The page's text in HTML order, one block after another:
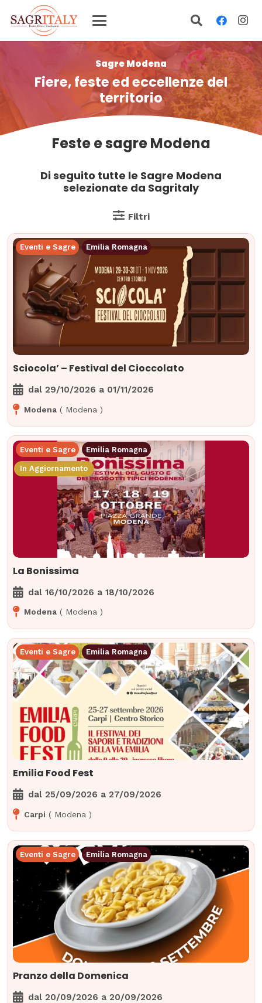
Sagre Modena
Fiere, feste ed eccellenze del
territorio
Feste e sagre Modena
Di seguito tutte le Sagre Modena
selezionate da Sagritaly
Filtri
Eventi e Sagre Emilia Romagna
Sciocola’ – Festival del Cioccolato
dal29/10/2026 a 01/11/2026
Modena ( Modena )
In Aggiornamento
Eventi e Sagre Emilia Romagna
La Bonissima
dal16/10/2026 a 18/10/2026
Modena ( Modena )
Eventi e Sagre Emilia Romagna
Emilia Food Fest
dal25/09/2026 a 27/09/2026
Carpi ( Modena )
Eventi e Sagre Emilia Romagna
Pranzo della Domenica
dal20/09/2026 a 20/09/2026